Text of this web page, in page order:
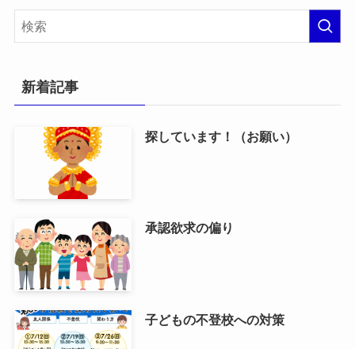
新着記事
探しています！（お願い）
承認欲求の偏り
子どもの不登校への対策